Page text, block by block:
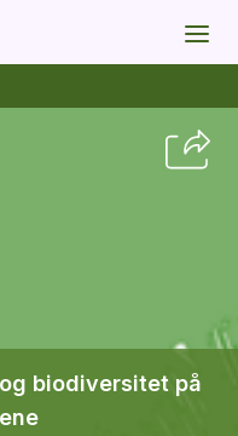
biodiversitet på